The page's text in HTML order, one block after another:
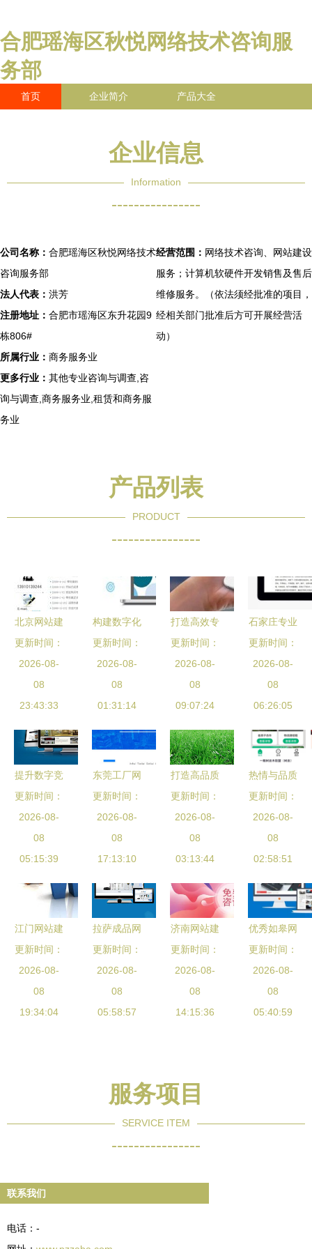
合肥瑶海区秋悦网络技术咨询服
务部
首页 企业简介 产品大全
企业信息
Information
----------------
公司名称： 合肥瑶海区秋悦网络技术
咨询服务部
法人代表： 洪芳
注册地址： 合肥市瑶海区东升花园9
栋806#
所属行业： 商务服务业
更多行业： 其他专业咨询与调查,咨
询与调查,商务服务业,租赁和商务服
务业
经营范围： 网络技术咨询、网站建设
服务；计算机软硬件开发销售及售后
维修服务。（依法须经批准的项目，
经相关部门批准后方可开展经营活
动）
产品列表
PRODUCT
----------------
北京网站建
设 选择龙
鼎网络，打
造高端数字
化品牌形象
更新时间：
2026-08-
08
23:43:33
构建数字化
门面，助力
企业腾飞
——一站式
网站建设服
更新时间：
2026-08-
08
01:31:14
打造高效专
业的网站建
设服务 从
策划到上线
全流程解析
更新时间：
2026-08-
08
09:07:24
石家庄专业
PHP开发与
网站建设服
务全攻略
更新时间：
2026-08-
08
06:26:05
提升数字竞
争力 石家
庄网站建设
服务的专业
指南
更新时间：
2026-08-
08
05:15:39
东莞工厂网
站制作精选
与青岛外放
手工活工厂
全攻略
更新时间：
2026-08-
08
17:13:10
打造高品质
网站建设项
目 六大核
心服务解析
【用科技为
Step2】
更新时间：
2026-08-
08
03:13:44
热情与品质
并重 珠海
网站建设推
广服务的核
心价值
更新时间：
2026-08-
08
02:58:51
江门网站建
设定制指南
广东网站建
设价格与服
务全解析
更新时间：
2026-08-
08
19:34:04
拉萨成品网
站建设 专
业、高效、
贴心的网站
建设服务
更新时间：
2026-08-
08
05:58:57
济南网站建
设服务指南
选择专业公
司，打造卓
越线上平台
更新时间：
2026-08-
08
14:15:36
优秀如皋网
站建设网络
公司能为企
业带来的核
心优势
更新时间：
2026-08-
08
05:40:59
服务项目
SERVICE ITEM
----------------
联系我们
电话：-